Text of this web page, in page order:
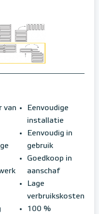
van
Eenvoudige
installatie
Eenvoudig in
gebruik
Goedkoop in
aanschaf
Lage
verbruikskosten
100 %